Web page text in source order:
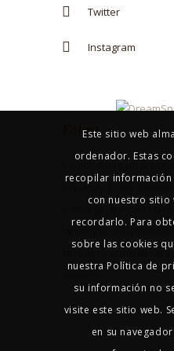
Twitter
Instagram
Sobre
expande y nos
embargo, a veces
sin saber cómo
Este sitio web
ordenador. Estas
recopilar
con nuestro sitio
recordarlo. Para
sobre las cookies
nuestra Política de
su información no
visite este sitio web.
en su